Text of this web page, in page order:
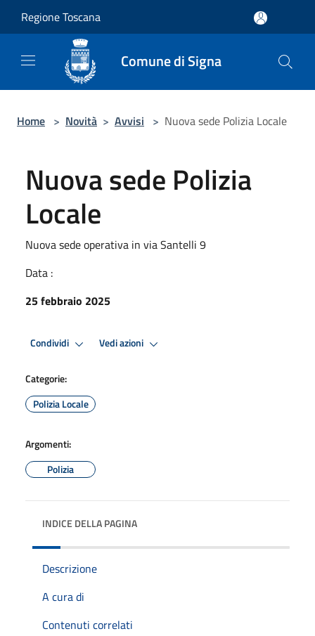
Regione Toscana
Comune di Signa
Home > Novità > Avvisi > Nuova sede Polizia Locale
Nuova sede Polizia
Locale
Nuova sede operativa in via Santelli 9
Data :
25 febbraio 2025
Condividi Vedi azioni
Categorie:
Polizia Locale
Argomenti:
Polizia
INDICE DELLA PAGINA
Descrizione
A cura di
Contenuti correlati